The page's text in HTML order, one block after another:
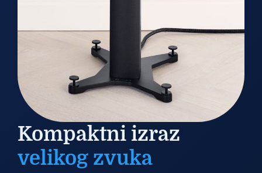
Kompaktni izraz
velikog zvuka